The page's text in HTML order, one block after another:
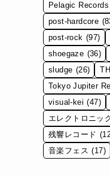
Pelagic Records
post-hardcore
post-rock (97)
shoegaze (36)
sludge (26)
Tokyo Jupiter
visual-kei (47)
エレクトロニッ
残響レコード
音楽フェス (17)